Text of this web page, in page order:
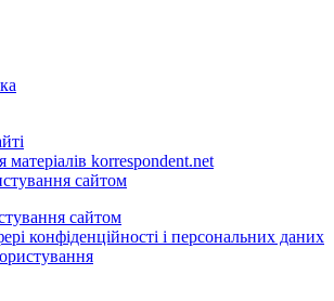
korrespondent.net
сайтом
сайтом
конфіденційності і персональних даних